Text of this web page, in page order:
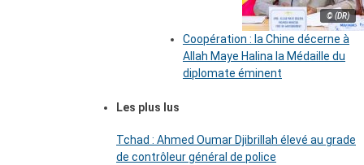
© (DR)
Coopération : la Chine décerne à
Allah Maye Halina la Médaille du
diplomate éminent
Les plus lus
Tchad : Ahmed Oumar Djibrillah élevé au grade
de contrôleur général de police